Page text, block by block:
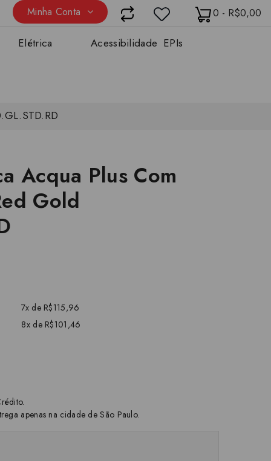
0 - R$0,00
Minha Conta
Elétrica Acessibilidade EPIs
Acqua Plus Com
Gold
7x de R$115,96
8x de R$101,46
apenas na cidade de São Paulo.